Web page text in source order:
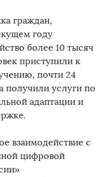
граждан,
году
более 10 тысяч
приступили к
почти 24
получили услуги по
адаптации и
взаимодействие с
цифровой